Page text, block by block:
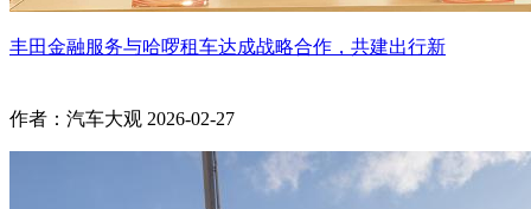
丰田金融服务与哈啰租车达成战略合作，共建出行新
作者：汽车大观 2026-02-27